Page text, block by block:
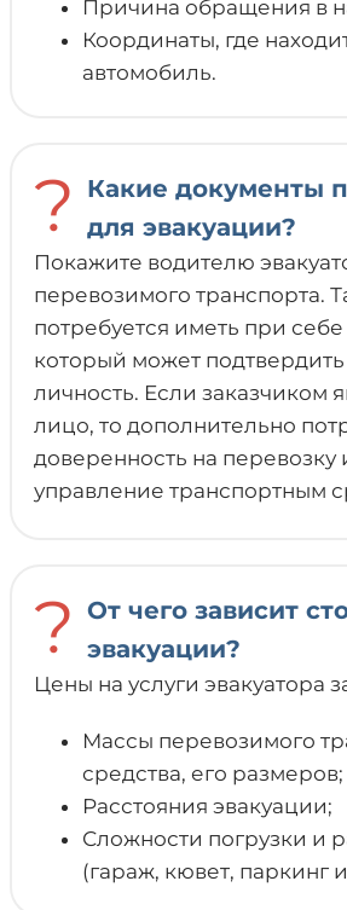
Причина обращения в
Координаты, где
автомобиль.
?
Какие документы
для эвакуации?
Покажите водителю
перевозимого транспорта.
потребуется иметь при
который может
личность. Если заказчиком
лицо, то дополнительно
доверенность на перевозку
управление транспортным
? От чего зависит
эвакуации?
Цены на услуги эвакуатора
Массы перевозимого
средства, его размеров;
Расстояния эвакуации;
Сложности погрузки и
(гараж, кювет, паркинг